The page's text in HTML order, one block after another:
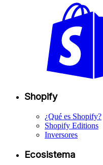
Shopify
¿Qué es Shopify?
Shopify Editions
Inversores
Ecosistema